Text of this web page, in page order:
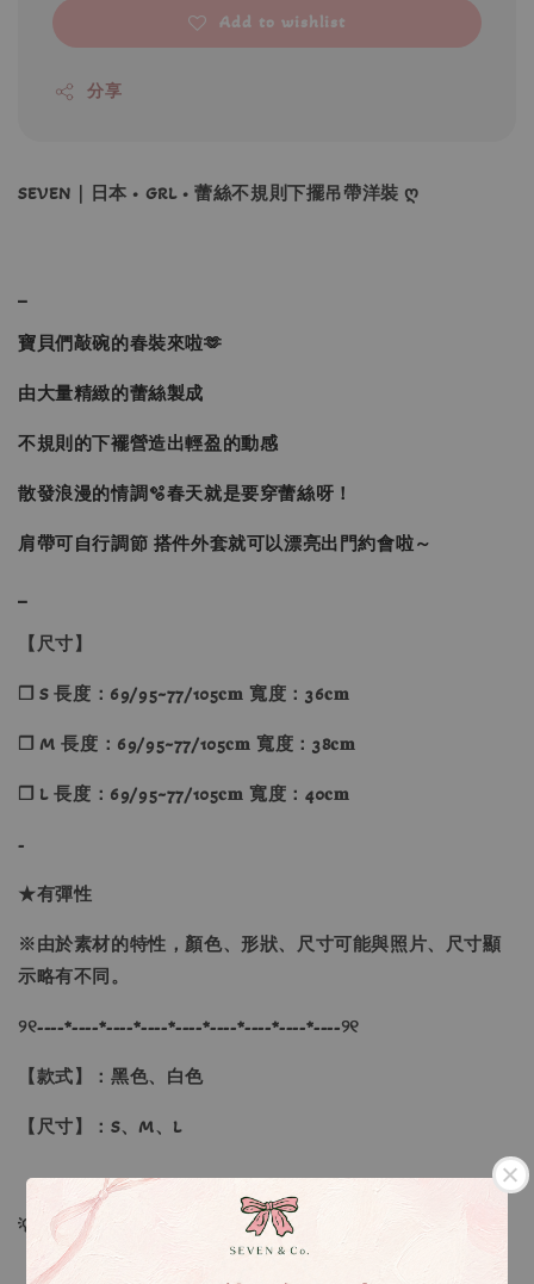
Add to wishlist
分享
SEVEN｜日本 • GRL • 蕾絲不規則下擺吊帶洋裝 ღ
寶貝們敲碗的春裝來啦🫶
由大量精緻的蕾絲製成
不規則的下襬營造出輕盈的動感
散發浪漫的情調🫧春天就是要穿蕾絲呀！
肩帶可自行調節 搭件外套就可以漂亮出門約會啦～
【尺寸】
❐ S 長度：69/95~77/105𝐜𝐦 寬度：36𝐜𝐦
❐ M 長度：69/95~77/105𝐜𝐦 寬度：38𝐜𝐦
❐ L 長度：69/95~77/105𝐜𝐦 寬度：40𝐜𝐦
-
★有彈性
※由於素材的特性，顏色、形狀、尺寸可能與照片、尺寸顯
示略有不同。
୨୧----*----*----*----*----*----*----*----*----୨୧
【款式】：黑色、白色
【尺寸】：S、M、L
💡訂單依照下單順序為主唷！